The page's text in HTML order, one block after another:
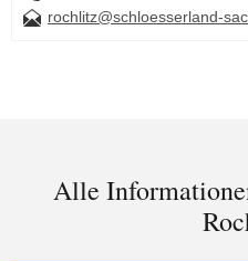
rochlitz@schloesserland-
Alle